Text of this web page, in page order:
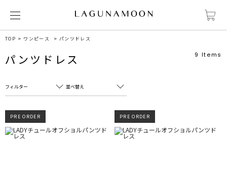
TOP ワンピース パンツドレス
パンツドレス 9 Items
フィルター
フリーワード
CLOSE
並べ替え
売れ筋順
新着順
PRE ORDER PRE ORDER